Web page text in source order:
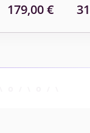
179,00 €